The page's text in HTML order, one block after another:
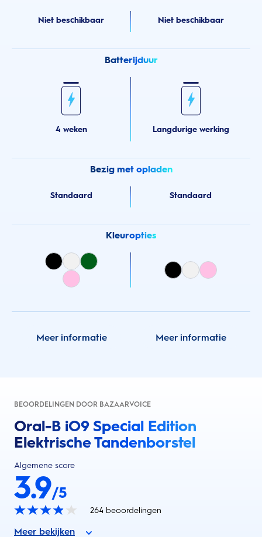
Niet beschikbaar Niet beschikbaar
Batterijduur
4 weken Langdurige werking
Bezig met opladen
Standaard Standaard
Kleuropties
Meer informatie Meer informatie
BEOORDELINGEN DOOR BAZAARVOICE
Oral-B iO9 Special Edition
Elektrische Tandenborstel
Algemene score
3.9/5
264 beoordelingen
Meer bekijken